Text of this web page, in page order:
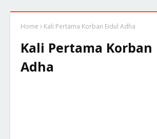
Home Kali Pertama Korban Eidul Adha
Kali Pertama Korban
Adha